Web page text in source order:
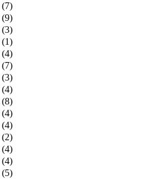
(7)
(9)
(3)
(1)
(4)
(7)
(3)
(4)
(8)
(4)
(4)
(2)
(4)
(4)
(5)